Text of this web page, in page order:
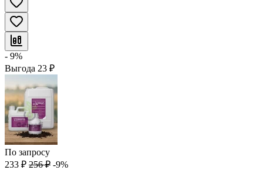
- 9%
Выгода 23 ₽
По запросу
233 ₽ 256 ₽ -9%